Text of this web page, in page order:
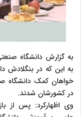
به گزارش دانشگاه
به این که در بنگلادش
خواهان کمک دانشگاه
در کشورشان شدند.
وی اظهارکرد: پس از